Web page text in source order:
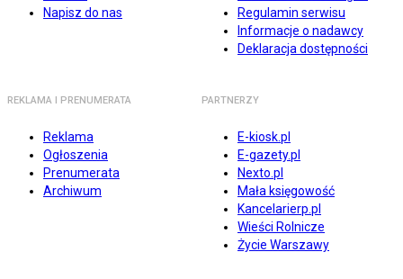
Napisz do nas
Regulamin serwisu
Informacje o nadawcy
Deklaracja dostępności
REKLAMA I PRENUMERATA
Reklama
Ogłoszenia
Prenumerata
Archiwum
PARTNERZY
E-kiosk.pl
E-gazety.pl
Nexto.pl
Mała księgowość
Kancelarierp.pl
Wieści Rolnicze
Życie Warszawy